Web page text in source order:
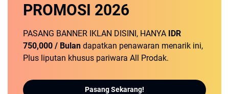
PROMOSI 2026
PASANG BANNER IKLAN DISINI, HANYA IDR
750,000 / Bulan dapatkan penawaran menarik ini,
Plus liputan khusus pariwara All Prodak.
Pasang Sekarang!